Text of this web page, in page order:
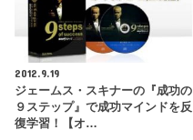
2012.9.19
ジェームス・スキナーの『成功の
９ステップ』で成功マインドを反
復学習！【オ…